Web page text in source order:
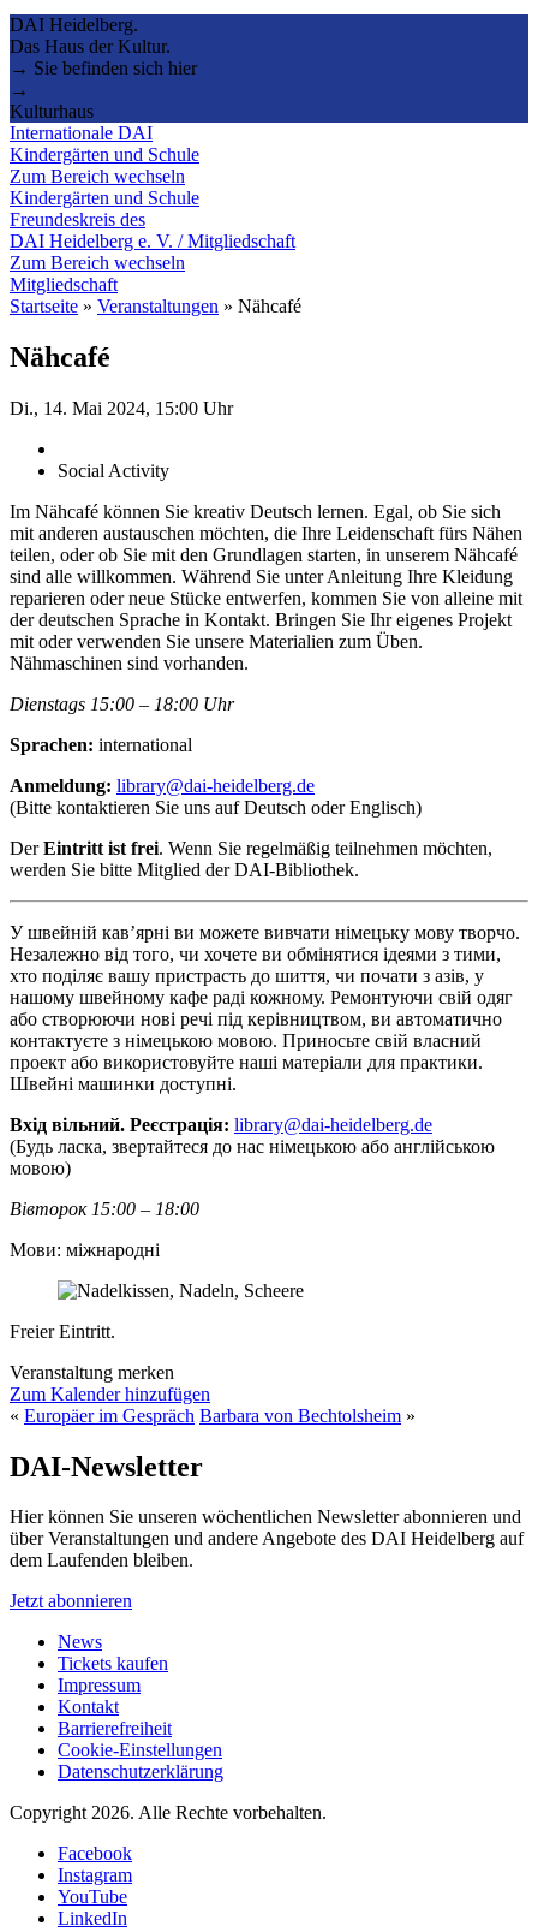
DAI Heidelberg.
Das Haus der Kultur.
→ Sie befinden sich hier
→
Kulturhaus
Internationale DAI
Kindergärten und Schule
Zum Bereich wechseln
Kindergärten und Schule
Freundeskreis des
DAI Heidelberg e. V. / Mitgliedschaft
Zum Bereich wechseln
Mitgliedschaft
Startseite » Veranstaltungen » Nähcafé
Nähcafé
Di., 14. Mai 2024, 15:00 Uhr
Social Activity
Im Nähcafé können Sie kreativ Deutsch lernen. Egal, ob Sie sich
mit anderen austauschen möchten, die Ihre Leidenschaft fürs Nähen
teilen, oder ob Sie mit den Grundlagen starten, in unserem Nähcafé
sind alle willkommen. Während Sie unter Anleitung Ihre Kleidung
reparieren oder neue Stücke entwerfen, kommen Sie von alleine mit
der deutschen Sprache in Kontakt. Bringen Sie Ihr eigenes Projekt
mit oder verwenden Sie unsere Materialien zum Üben.
Nähmaschinen sind vorhanden.
Dienstags 15:00 – 18:00 Uhr
Sprachen: international
Anmeldung: library@dai-heidelberg.de
(Bitte kontaktieren Sie uns auf Deutsch oder Englisch)
DerEintritt ist frei. Wenn Sie regelmäßig teilnehmen möchten,
werden Sie bitte Mitglied der DAI-Bibliothek.
У швейній кав’ярні ви можете вивчати німецьку мову творчо.
Незалежно від того, чи хочете ви обмінятися ідеями з тими,
хто поділяє вашу пристрасть до шиття, чи почати з азів, у
нашому швейному кафе раді кожному. Ремонтуючи свій одяг
або створюючи нові речі під керівництвом, ви автоматично
контактуєте з німецькою мовою. Приносьте свій власний
проект або використовуйте наші матеріали для практики.
Швейні машинки доступні.
Вхід вільний. Реєстрація: library@dai-heidelberg.de
(Будь ласка, звертайтеся до нас німецькою або англійською
мовою)
Вівторок 15:00 – 18:00
Мови: міжнародні
Freier Eintritt.
Veranstaltung merken
Zum Kalender hinzufügen
« Europäer im Gespräch Barbara von Bechtolsheim »
DAI-Newsletter
Hier können Sie unseren wöchentlichen Newsletter abonnieren und
über Veranstaltungen und andere Angebote des DAI Heidelberg auf
dem Laufenden bleiben.
Jetzt abonnieren
News
Tickets kaufen
Impressum
Kontakt
Barrierefreiheit
Cookie-Einstellungen
Datenschutzerklärung
Copyright 2026. Alle Rechte vorbehalten.
Facebook
Instagram
YouTube
LinkedIn